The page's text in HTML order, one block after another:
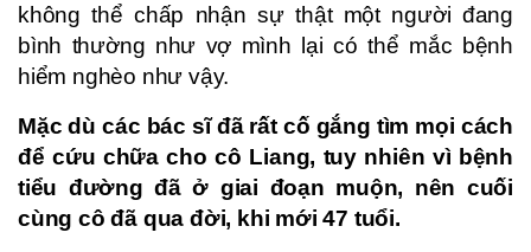
không thể chấp nhận sự thật một người đang
bình thường như vợ mình lại có thể mắc bệnh
hiểm nghèo như vậy.
Mặc dù các bác sĩ đã rất cố gắng tìm mọi cách
để cứu chữa cho cô Liang, tuy nhiên vì bệnh
tiểu đường đã ở giai đoạn muộn, nên cuối
cùng cô đã qua đời, khi mới 47 tuổi.